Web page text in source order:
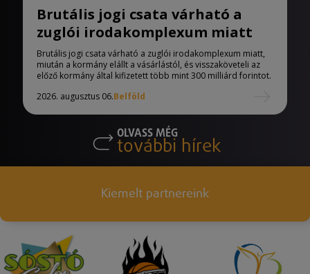
Brutális jogi csata várható a
zuglói irodakomplexum miatt
Brutális jogi csata várható a zuglói irodakomplexum miatt,
miután a kormány elállt a vásárlástól, és visszaköveteli az
előző kormány által kifizetett több mint 300 milliárd forintot.
2026. augusztus 06.Belföld
OLVASS MÉG
további hírek
Kiemelt partnereink